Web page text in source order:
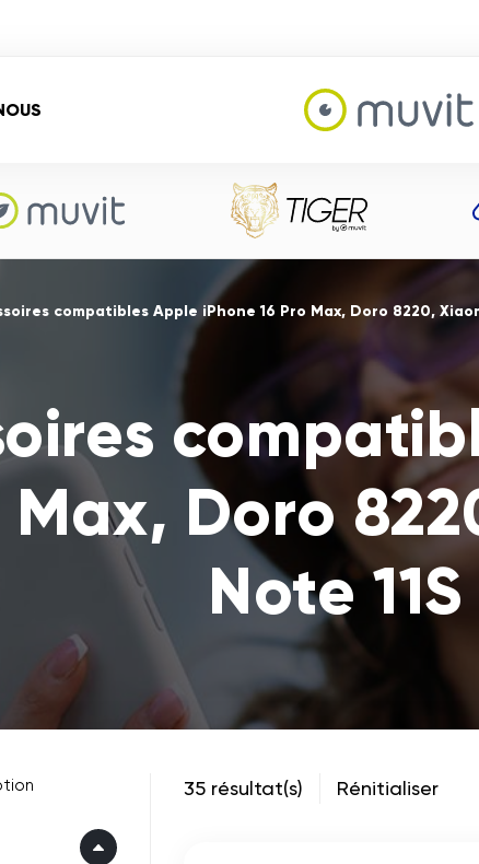
compatibles Apple iPhone 16 Pro Max, Doro 8220,
Max, Doro
Note
35 résultat(s) Rénitialiser